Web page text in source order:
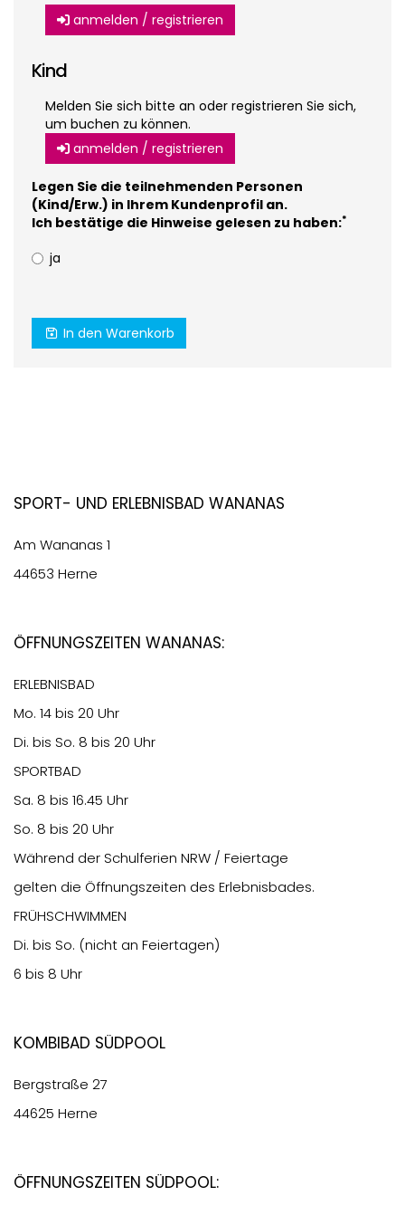
anmelden / registrieren
Kind
Melden Sie sich bitte an oder registrieren Sie sich,
um buchen zu können.
anmelden / registrieren
Legen Sie die teilnehmenden Personen
(Kind/Erw.) in Ihrem Kundenprofil an.
Ich bestätige die Hinweise gelesen zu haben:*
ja
In den Warenkorb
Sport- und Erlebnisbad Wananas
Am Wananas 1
44653 Herne
Öffnungszeiten Wananas:
ERLEBNISBAD
Mo. 14 bis 20 Uhr
Di. bis So. 8 bis 20 Uhr
SPORTBAD
Sa. 8 bis 16.45 Uhr
So. 8 bis 20 Uhr
Während der Schulferien NRW / Feiertage
gelten die Öffnungszeiten des Erlebnisbades.
FRÜHSCHWIMMEN
Di. bis So. (nicht an Feiertagen)
6 bis 8 Uhr
Kombibad Südpool
Bergstraße 27
44625 Herne
Öffnungszeiten Südpool: